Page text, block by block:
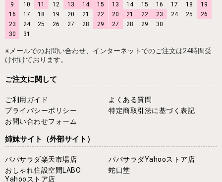
9
10 11 12 13 14
15
16
17 18 19 20 21
22
23
24 25 26 27 28
29
30
31
13
14 15 16 17 18
19
20
21 22 23 24 25
26
27
28 29 30
※メールでのお問い合わせ、インターネットでのご注文は24時間受
け付けております。
ご注文に関して
ご利用ガイド
よくある質問
プライバシーポリシー
特定商取引法に基づく表記
お問い合わせフォーム
姉妹サイト （外部サイト）
パパサラダ楽天市場店
パパサラダYahooストア店
おしゃれ住設空間LABO
Yahooストア店
蛇口堂